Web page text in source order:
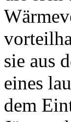
sie aus
eines
dem